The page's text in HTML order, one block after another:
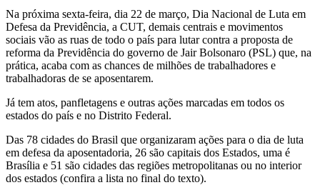
Na próxima sexta-feira, dia 22 de março, Dia Nacional de Luta em
Defesa da Previdência, a CUT, demais centrais e movimentos
sociais vão as ruas de todo o país para lutar contra a proposta de
reforma da Previdência do governo de Jair Bolsonaro (PSL) que, na
prática, acaba com as chances de milhões de trabalhadores e
trabalhadoras de se aposentarem.
Já tem atos, panfletagens e outras ações marcadas em todos os
estados do país e no Distrito Federal.
Das 78 cidades do Brasil que organizaram ações para o dia de luta
em defesa da aposentadoria, 26 são capitais dos Estados, uma é
Brasília e 51 são cidades das regiões metropolitanas ou no interior
dos estados (confira a lista no final do texto).